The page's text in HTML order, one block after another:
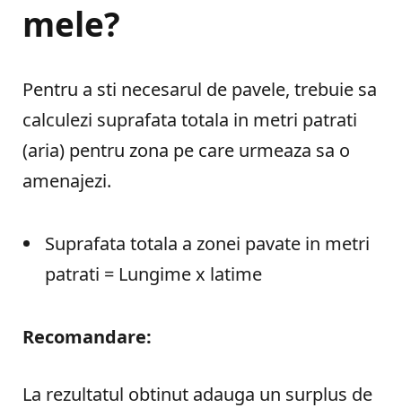
mele?
Pentru a sti necesarul de pavele, trebuie sa
calculezi suprafata totala in metri patrati
(aria) pentru zona pe care urmeaza sa o
amenajezi.
Suprafata totala a zonei pavate in metri
patrati = Lungime x latime
Recomandare:
La rezultatul obtinut adauga un surplus de